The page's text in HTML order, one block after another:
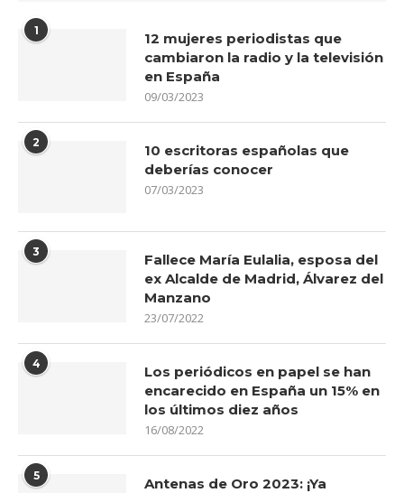
1
12 mujeres periodistas que
cambiaron la radio y la televisión
en España
09/03/2023
2
10 escritoras españolas que
deberías conocer
07/03/2023
3
Fallece María Eulalia, esposa del
ex Alcalde de Madrid, Álvarez del
Manzano
23/07/2022
4
Los periódicos en papel se han
encarecido en España un 15% en
los últimos diez años
16/08/2022
5
Antenas de Oro 2023: ¡Ya